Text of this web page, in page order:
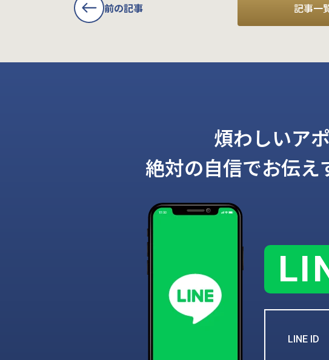
前の記事 記事一
煩わしいア
絶対の自信でお伝え
LINE ID